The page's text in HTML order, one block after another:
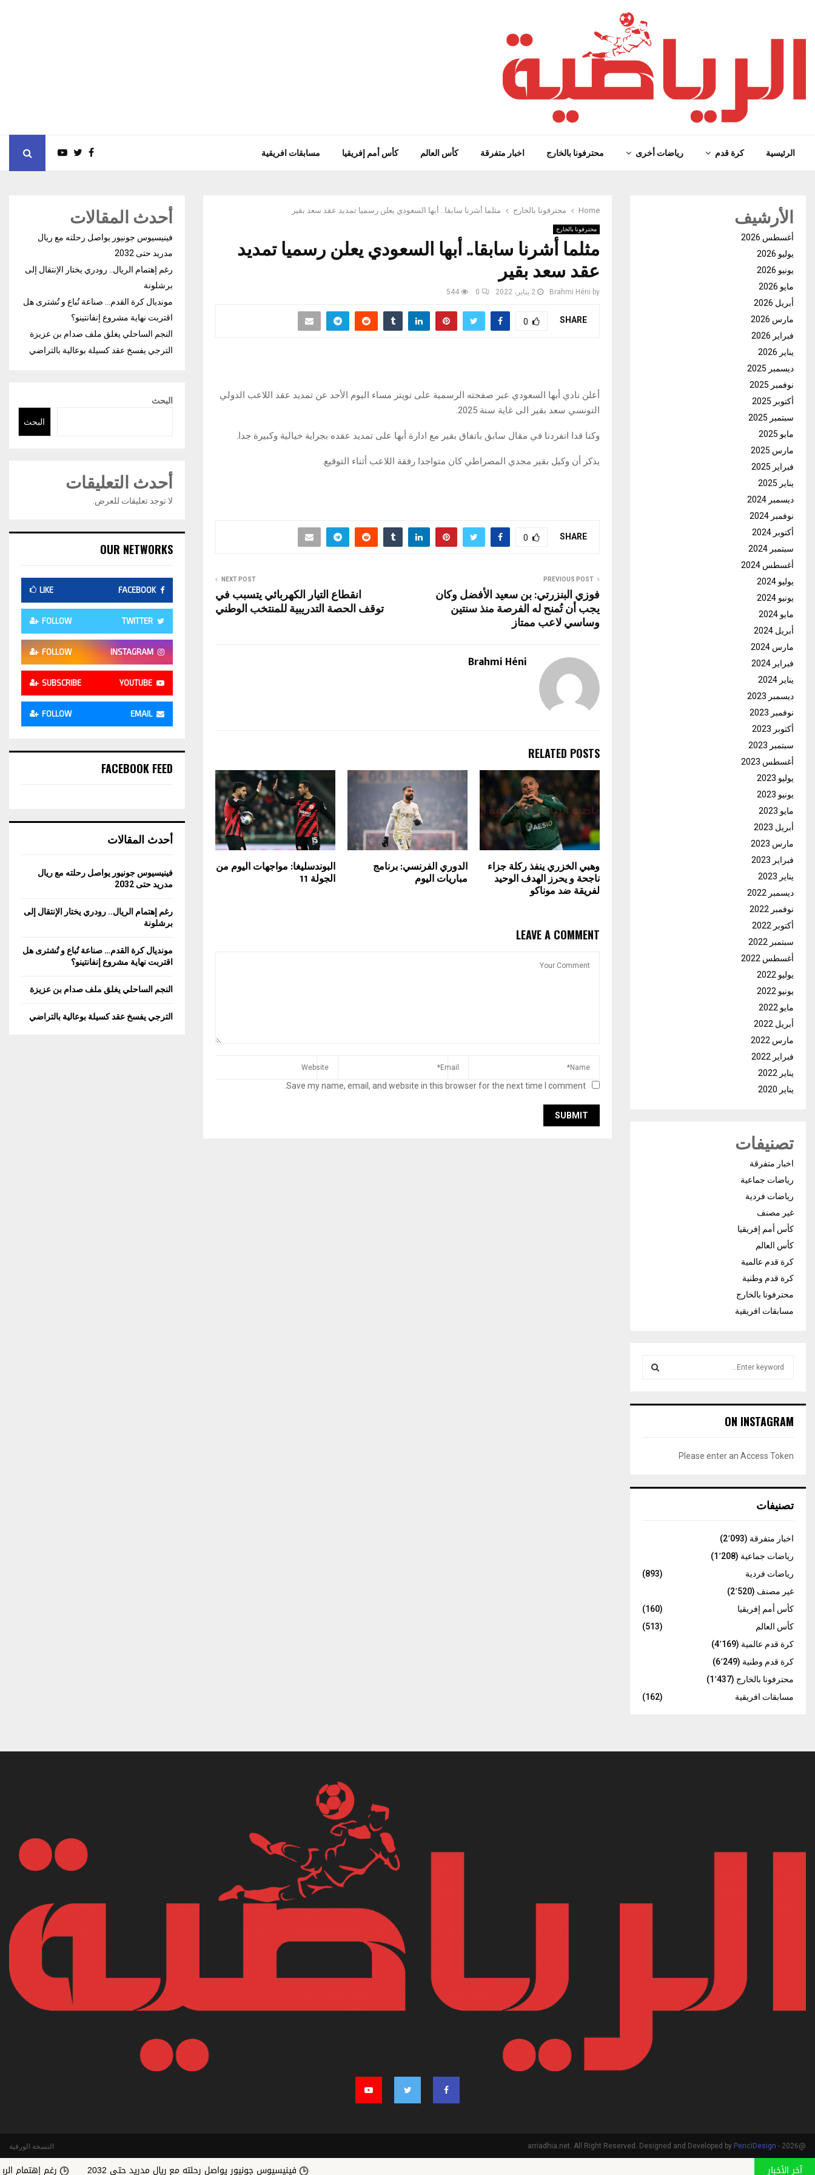
الرئيسية كرة قدم رياضات أخرى محترفونا بالخارج اخبار متفرقة كأس العالم كأس أمم إفريقيا مسابقات افريقية
Home محترفونا بالخارج مثلما أشرنا سابقا.. أبها السعودي يعلن رسميا تمديد عقد سعد بقير
محترفونا بالخارج
مثلما أشرنا سابقا.. أبها السعودي يعلن رسميا تمديد
عقد سعد بقير
by
Brahmi Héni 2 يناير، 2022 0
544
SHARE
0
أعلن نادي أبها السعودي عبر صفحته الرسمية على تويتر مساء اليوم الأحد عن تمديد عقد اللاعب الدولي
التونسي سعد بقير الى غاية سنة 2025.
وكنا قدا انفردنا في مقال سابق باتفاق بقير مع ادارة أبها على تمديد عقده بجراية خيالية وكبيرة جدا.
يذكر أن وكيل بقير مجدي المصراطي كان متواجدا رفقة اللاعب أثناء التوقيع.
SHARE
0
PREVIOUS POST
فوزي البنزرتي: بن سعيد الأفضل وكان
يجب أن تُمنح له الفرصة منذ سنتين
وساسي لاعب ممتاز
NEXT POST
انقطاع التيار الكهربائي يتسبب في
توقف الحصة التدريبية للمنتخب الوطني
Brahmi Héni
RELATED POSTS
وهبي الخزري ينفذ ركلة جزاء
ناجحة و يحرز الهدف الوحيد
لفريقة ضد موناكو
الدوري الفرنسي: برنامج
مباريات اليوم
البوندسليغا: مواجهات اليوم من
الجولة 11
LEAVE A COMMENT
Save my name, email, and website in this browser for the next time I comment.
الأرشيف
أغسطس 2026
يوليو 2026
يونيو 2026
مايو 2026
أبريل 2026
مارس 2026
فبراير 2026
يناير 2026
ديسمبر 2025
نوفمبر 2025
أكتوبر 2025
سبتمبر 2025
مايو 2025
مارس 2025
فبراير 2025
يناير 2025
ديسمبر 2024
نوفمبر 2024
أكتوبر 2024
سبتمبر 2024
أغسطس 2024
يوليو 2024
يونيو 2024
مايو 2024
أبريل 2024
مارس 2024
فبراير 2024
يناير 2024
ديسمبر 2023
نوفمبر 2023
أكتوبر 2023
سبتمبر 2023
أغسطس 2023
يوليو 2023
يونيو 2023
مايو 2023
أبريل 2023
مارس 2023
فبراير 2023
يناير 2023
ديسمبر 2022
نوفمبر 2022
أكتوبر 2022
سبتمبر 2022
أغسطس 2022
يوليو 2022
يونيو 2022
مايو 2022
أبريل 2022
مارس 2022
فبراير 2022
يناير 2022
يناير 2020
تصنيفات
اخبار متفرقة
رياضات جماعية
رياضات فردية
غير مصنف
كأس أمم إفريقيا
كأس العالم
كرة قدم عالمية
كرة قدم وطنية
محترفونا بالخارج
مسابقات افريقية
h
C
ON INSTAGRAM
Please enter an Access Token
تصنيفات
اخبار متفرقة (2٬093)
رياضات جماعية (1٬208)
رياضات فردية
(893)
غير مصنف (2٬520)
كأس أمم إفريقيا
(160)
كأس العالم
(513)
كرة قدم عالمية (4٬169)
كرة قدم وطنية (6٬249)
محترفونا بالخارج (1٬437)
مسابقات افريقية
(162)
أحدث المقالات
فينيسيوس جونيور يواصل رحلته مع ريال
مدريد حتى 2032
رغم إهتمام الريال.. رودري يختار الإنتقال إلى
برشلونة
مونديال كرة القدم… صناعة تُباع و تُشترى هل
اقتربت نهاية مشروع إنفانتينو؟
النجم الساحلي يغلق ملف صدام بن عزيزة
الترجي يفسخ عقد كسيلة بوعالية بالتراضي
البحث
البحث
أحدث التعليقات
لا توجد تعليقات للعرض.
OUR NETWORKS
FACEBOOK
LIKE
TWITTER
FOLLOW
INSTAGRAM
FOLLOW
YOUTUBE
SUBSCRIBE
EMAIL
FOLLOW
FACEBOOK FEED
أحدث المقالات
فينيسيوس جونيور يواصل رحلته مع ريال
مدريد حتى 2032
رغم إهتمام الريال.. رودري يختار الإنتقال إلى
برشلونة
مونديال كرة القدم… صناعة تُباع و تُشترى هل
اقتربت نهاية مشروع إنفانتينو؟
النجم الساحلي يغلق ملف صدام بن عزيزة
الترجي يفسخ عقد كسيلة بوعالية بالتراضي
@2026 - arriadhia.net. All Right Reserved. Designed and Developed by
PenciDesign النسخة الورقية
آخر الأخبار فينيسيوس جونيور يواصل رحلته مع ريال مدريد حتى 2032 رغم إهتمام الريال..